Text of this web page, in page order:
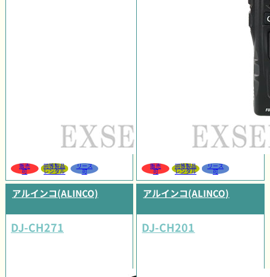
販売
可
同等製品
レンタル
リース
可
販売
可
同等製品
レンタル
リース
可
アルインコ(ALINCO)
DJ-CH271
アルインコ(ALINCO)
DJ-CH201